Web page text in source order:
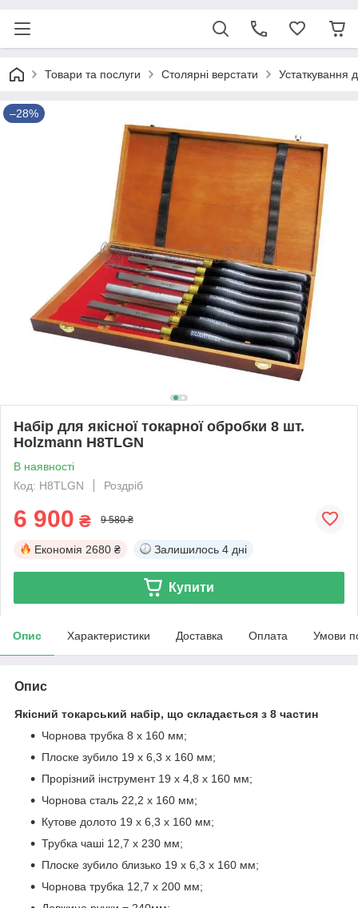
Товари та послуги Столярні верстати Устаткування
–28%
Набір для якісної токарної обробки 8 шт.
Holzmann H8TLGN
В наявності
Код: H8TLGN
Роздріб
6 900 ₴ 9 580 ₴
Економія 2680 ₴ Залишилось 4 дні
Купити
Опис Характеристики Доставка Оплата Умови
Опис
Якісний токарський набір, що складається з 8 частин
Чорнова трубка 8 х 160 мм;
Плоске зубило 19 х 6,3 х 160 мм;
Прорізний інструмент 19 х 4,8 х 160 мм;
Чорнова сталь 22,2 х 160 мм;
Кутове долото 19 х 6,3 х 160 мм;
Трубка чаші 12,7 х 230 мм;
Плоске зубило близько 19 х 6,3 х 160 мм;
Чорнова трубка 12,7 х 200 мм;